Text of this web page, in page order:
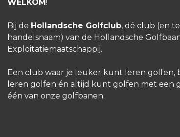
WELKOM!
Bij de Hollandsche Golfclub, dé club (en
handelsnaam) van de Hollandsche
Exploitatiemaatschappij.
Een club waar je leuker kunt leren golfen,
leren golfen én altijd kunt golfen met een
één van onze golfbanen.